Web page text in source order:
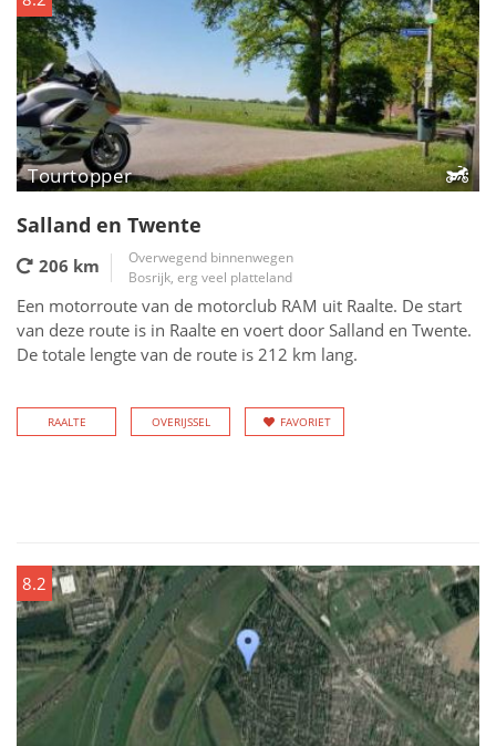
Tourtopper
Salland en Twente
206 km
Overwegend binnenwegen
Bosrijk, erg veel platteland
Een motorroute van de motorclub RAM uit Raalte. De start
van deze route is in Raalte en voert door Salland en Twente.
De totale lengte van de route is 212 km lang.
RAALTE OVERIJSSEL FAVORIET
8.2